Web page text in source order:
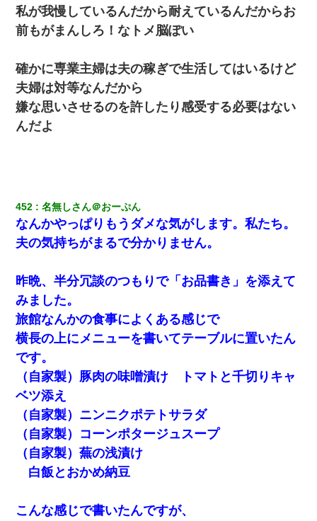
私が我慢しているんだから耐えているんだからお
前もがまんしろ！なトメ脳ぽい
確かに専業主婦は夫の稼ぎで生活してはいるけど
夫婦は対等なんだから
嫌な思いさせるのを許したり感受する必要はない
んだよ
452 名無しさん＠おーぷん
なんかやっぱりもうダメな気がします。私たち。
夫の気持ちがまるで分かりません。
昨晩、半分冗談のつもりで「お品書き」を添えて
みました。
旅館なんかの食事によくある感じで
横長の上にメニューを書いてテーブルに置いたん
です。
（自家製）豚肉の味噌漬け トマトと千切りキャ
ベツ添え
（自家製）ニンニクポテトサラダ
（自家製）コーンポタージュスープ
（自家製）蕪の浅漬け
白飯とおかめ納豆
こんな感じで書いたんですが、